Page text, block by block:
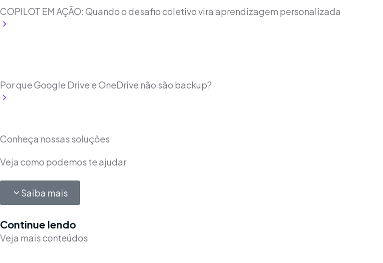
COPILOT EM AÇÃO: Quando o desafio coletivo vira aprendizagem personalizada
Por que Google Drive e OneDrive não são backup?
Conheça nossas soluções
Veja como podemos te ajudar
Saiba mais
Continue lendo
Veja mais conteúdos